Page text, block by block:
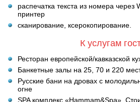
распечатка текста из номера через
принтер
сканирование, ксерокопирование.
К услугам
Ресторан европейской/кавказской
Банкетные залы на 25, 70 и 220
Русские бани на дровах с
огне
SPA комплекс «Hammam&Spa».